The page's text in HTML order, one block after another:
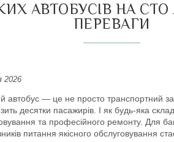
АВТОБУСІВ НА СТО
ПЕРЕВАГИ
2026
автобус — це не просто транспортний
десятки пасажирів. І як будь-яка
та професійного ремонту. Для
питання якісного обслуговування